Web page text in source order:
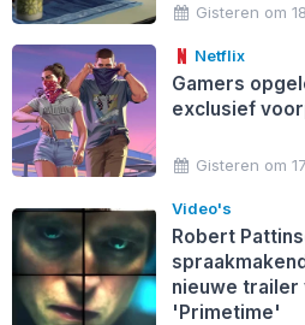
Gisteren om
Netflix
Gamers
exclusief
Gisteren om
Video's
Robert
nieuwe trailer
'Primetime'